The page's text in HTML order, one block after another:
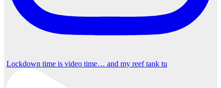
Lockdown time is video time… and my reef tank tu